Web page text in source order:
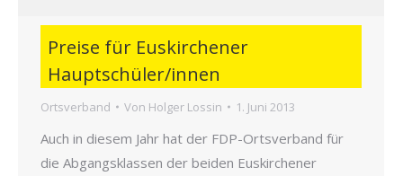
Preise für Euskirchener
Hauptschüler/innen
Ortsverband Von Holger Lossin 1. Juni 2013
Auch in diesem Jahr hat der FDP-Ortsverband für
die Abgangsklassen der beiden Euskirchener